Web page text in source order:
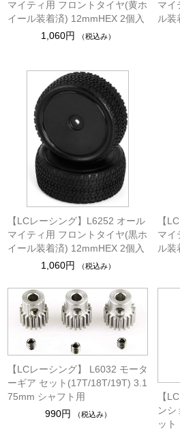
マイティ用 フロントタイヤ(黄ホ
イール装着済) 12mmHEX 2個入
1,060円
（税込み）
マイ
ル装
【LCレーシング】L6252 オール
マイティ用 フロントタイヤ(黒ホ
イール装着済) 12mmHEX 2個入
1,060円
（税込み）
【
マイ
ル装
【LCレーシング】 L6032 モータ
ーギア セット(17T/18T/19T) 3.1
75mm シャフト用
990円
（税込み）
【
ンシ
ット